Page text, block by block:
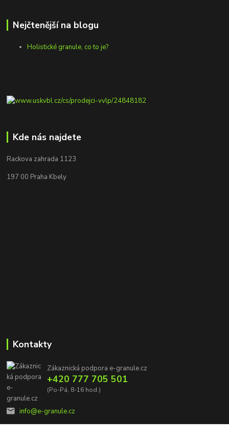
Nejčtenější na blogu
Holistické granule, co to je?
Kde nás najdete
Rackova zahrada 1123
197 00 Praha Kbely
Kontakty
Zákaznická podpora e-granule.cz
+420 777 705 501
(Po-Pá, 8-16 hod.)
info@e-granule.cz